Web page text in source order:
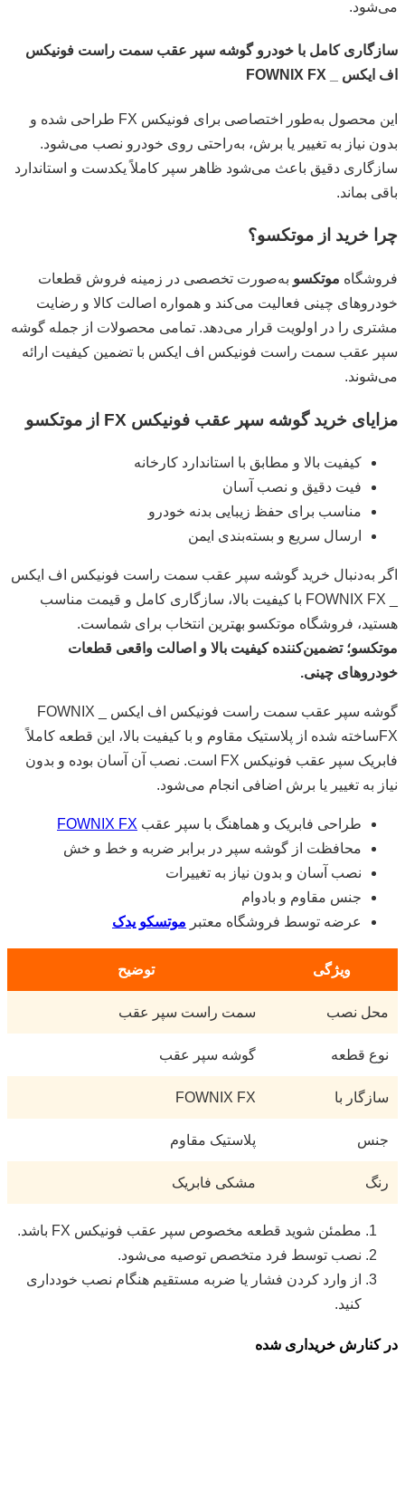
می‌شود.
سازگاری کامل با خودرو گوشه سپر عقب سمت راست فونیکس
اف ایکس _ FOWNIX FX
این محصول به‌طور اختصاصی برای فونیکس FX طراحی شده و
بدون نیاز به تغییر یا برش، به‌راحتی روی خودرو نصب می‌شود.
سازگاری دقیق باعث می‌شود ظاهر سپر کاملاً یکدست و استاندارد
باقی بماند.
چرا خرید از موتکسو؟
فروشگاه موتکسو به‌صورت تخصصی در زمینه فروش قطعات
خودروهای چینی فعالیت می‌کند و همواره اصالت کالا و رضایت
مشتری را در اولویت قرار می‌دهد. تمامی محصولات از جمله گوشه
سپر عقب سمت راست فونیکس اف ایکس با تضمین کیفیت ارائه
می‌شوند.
مزایای خرید گوشه سپر عقب فونیکس FX از موتکسو
کیفیت بالا و مطابق با استاندارد کارخانه
فیت دقیق و نصب آسان
مناسب برای حفظ زیبایی بدنه خودرو
ارسال سریع و بسته‌بندی ایمن
اگر به‌دنبال خرید گوشه سپر عقب سمت راست فونیکس اف ایکس
_ FOWNIX FX با کیفیت بالا، سازگاری کامل و قیمت مناسب
هستید، فروشگاه موتکسو بهترین انتخاب برای شماست.
موتکسو؛ تضمین‌کننده کیفیت بالا و اصالت واقعی قطعات
خودروهای چینی.
گوشه سپر عقب سمت راست فونیکس اف ایکس _ FOWNIX
FXساخته شده از پلاستیک مقاوم و با کیفیت بالا، این قطعه کاملاً
فابریک سپر عقب فونیکس FX است. نصب آن آسان بوده و بدون
نیاز به تغییر یا برش اضافی انجام می‌شود.
طراحی فابریک و هماهنگ با سپر عقب FOWNIX FX
محافظت از گوشه سپر در برابر ضربه و خط و خش
نصب آسان و بدون نیاز به تغییرات
جنس مقاوم و بادوام
عرضه توسط فروشگاه معتبر موتسکو یدک
ویژگی توضیح
محل نصب سمت راست سپر عقب
نوع قطعه گوشه سپر عقب
سازگار با FOWNIX FX
جنس پلاستیک مقاوم
رنگ مشکی فابریک
مطمئن شوید قطعه مخصوص سپر عقب فونیکس FX باشد.
نصب توسط فرد متخصص توصیه می‌شود.
از وارد کردن فشار یا ضربه مستقیم هنگام نصب خودداری
کنید.
در کنارش خریداری شده